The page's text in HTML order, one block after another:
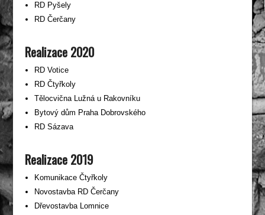
RD Pyšely
RD Čerčany
Realizace 2020
RD Votice
RD Čtyřkoly
Tělocvična Lužná u Rakovníku
Bytový dům Praha Dobrovského
RD Sázava
Realizace 2019
Komunikace Čtyřkoly
Novostavba RD Čerčany
Dřevostavba Lomnice